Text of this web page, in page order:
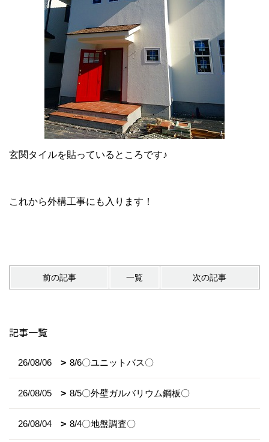
玄関タイルを貼っているところです♪
これから外構工事にも入ります！
前の記事 一覧 次の記事
記事一覧
26/08/06 8/6〇ユニットバス〇
26/08/05 8/5〇外壁ガルバリウム鋼板〇
26/08/04 8/4〇地盤調査〇